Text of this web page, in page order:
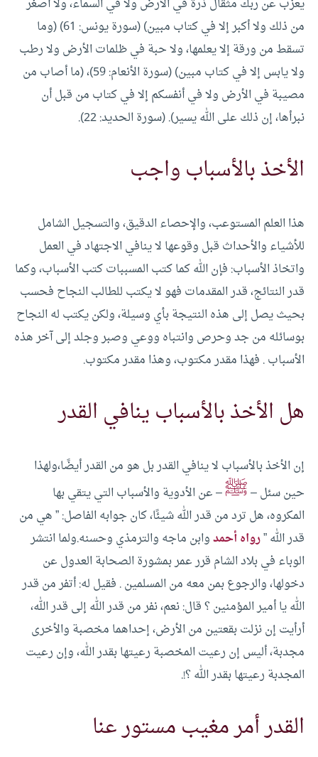
يعزب عن ربك مثقال ذرة في الأرض ولا في السماء، ولا أصغر
من ذلك ولا أكبر إلا في كتاب مبين) (سورة يونس: 61) (وما
تسقط من ورقة إلا يعلمها، ولا حبة في ظلمات الأرض ولا رطب
ولا يابس إلا في كتاب مبين) (سورة الأنعام: 59)، (ما أصاب من
مصيبة في الأرض ولا في أنفسكم إلا في كتاب من قبل أن
نبرأها، إن ذلك على الله يسير). (سورة الحديد: 22).
الأخذ بالأسباب واجب
هذا العلم المستوعب، والإحصاء الدقيق، والتسجيل الشامل
للأشياء والأحداث قبل وقوعها لا ينافي الاجتهاد في العمل
واتخاذ الأسباب: فإن الله كما كتب المسببات كتب الأسباب، وكما
قدر النتائج، قدر المقدمات فهو لا يكتب للطالب النجاح فحسب
بحيث يصل إلى هذه النتيجة بأي وسيلة، ولكن يكتب له النجاح
بوسائله من جد وحرص وانتباه ووعي وصبر وجلد إلى آخر هذه
الأسباب . فهذا مقدر مكتوب، وهذا مقدر مكتوب.
هل الأخذ بالأسباب ينافي القدر
إن الأخذ بالأسباب لا ينافي القدر بل هو من القدر أيضًا،ولهذا
حين سئل –ﷺ– عن الأدوية والأسباب التي يتقي بها
المكروه، هل ترد من قدر الله شيئًا، كان جوابه الفاصل: ” هي من
قدر الله ”رواه أحمدوابن ماجه والترمذي وحسنه.ولما انتشر
الوباء في بلاد الشام قرر عمر بمشورة الصحابة العدول عن
دخولها، والرجوع بمن معه من المسلمين . فقيل له: أتفر من قدر
الله يا أمير المؤمنين ؟ قال: نعم، نفر من قدر الله إلى قدر الله،
أرأيت إن نزلت بقعتين من الأرض، إحداهما مخصبة والأخرى
مجدبة، أليس إن رعيت المخصبة رعيتها بقدر الله، وإن رعيت
المجدبة رعيتها بقدر الله ؟!.
القدر أمر مغيب مستور عنا